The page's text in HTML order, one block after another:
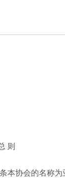
则
协会的名称为亚